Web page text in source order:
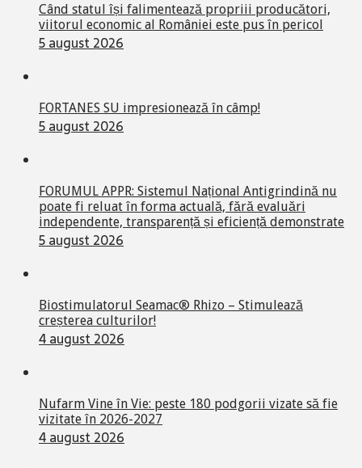
Când statul își falimentează propriii producători,
viitorul economic al României este pus în pericol
5 august 2026
FORTANES SU impresionează în câmp!
5 august 2026
FORUMUL APPR: Sistemul Național Antigrindină nu
poate fi reluat în forma actuală, fără evaluări
independente, transparență și eficiență demonstrate
5 august 2026
Biostimulatorul Seamac® Rhizo – Stimulează
creșterea culturilor!
4 august 2026
Nufarm Vine în Vie: peste 180 podgorii vizate să fie
vizitate în 2026-2027
4 august 2026